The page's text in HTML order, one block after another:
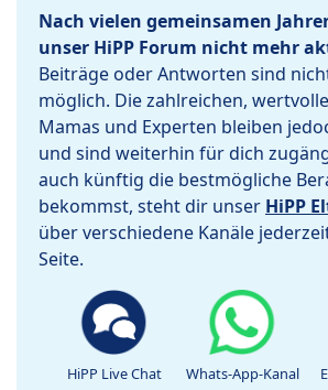
Nach vielen gemeinsamen
unser HiPP Forum nicht mehr
Beiträge oder Antworten sind
möglich. Die zahlreichen,
Mamas und Experten bleiben
und sind weiterhin für dich
auch künftig die bestmögliche
bekommst, steht dir unser HiPP
über verschiedene Kanäle
Seite.
HiPP Live Chat Whats-App-Kanal